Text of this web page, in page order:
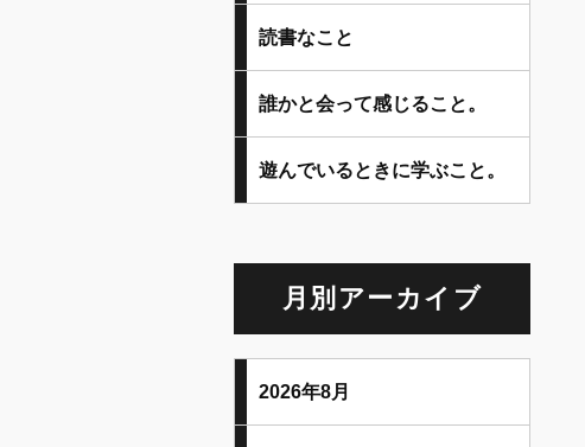
読書なこと
誰かと会って感じること。
遊んでいるときに学ぶこと。
月別アーカイブ
2026年8月